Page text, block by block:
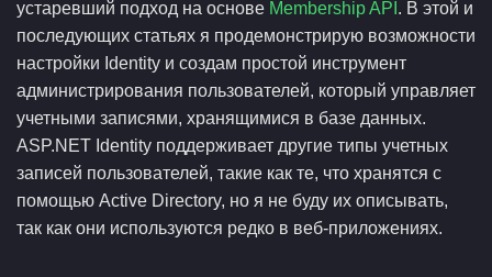
устаревший подход на основе Membership API . В этой и
последующих статьях я продемонстрирую возможности
настройки Identity и создам простой инструмент
администрирования пользователей, который управляет
учетными записями, хранящимися в базе данных.
ASP.NET Identity поддерживает другие типы учетных
записей пользователей, такие как те, что хранятся с
помощью Active Directory, но я не буду их описывать,
так как они используются редко в веб-приложениях.